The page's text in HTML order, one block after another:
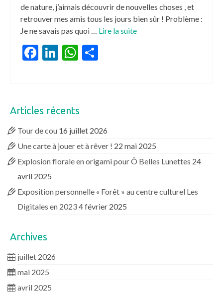
de nature, j’aimais découvrir de nouvelles choses , et
retrouver mes amis tous les jours bien sûr ! Problème :
Je ne savais pas quoi … Lire la suite
Facebook
LinkedIn
WhatsApp
Articles récents
Tour de cou 16 juillet 2026
Une carte à jouer et à rêver ! 22 mai 2025
Explosion florale en origami pour Ô Belles Lunettes 24
avril 2025
Exposition personnelle « Forêt » au centre culturel Les
Digitales en 20234 février 2025
Archives
juillet 2026
mai 2025
avril 2025